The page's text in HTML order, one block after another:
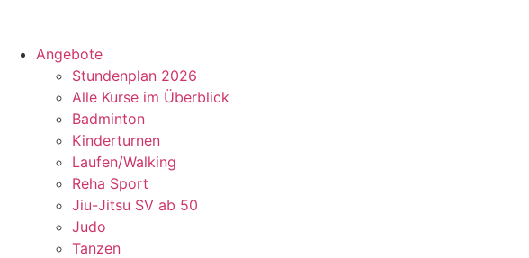
springenAngebote
Stundenplan 2026
Alle Kurse im Überblick
Badminton
Kinderturnen
Laufen/Walking
Reha Sport
Jiu-Jitsu SV ab 50
Judo
Tanzen